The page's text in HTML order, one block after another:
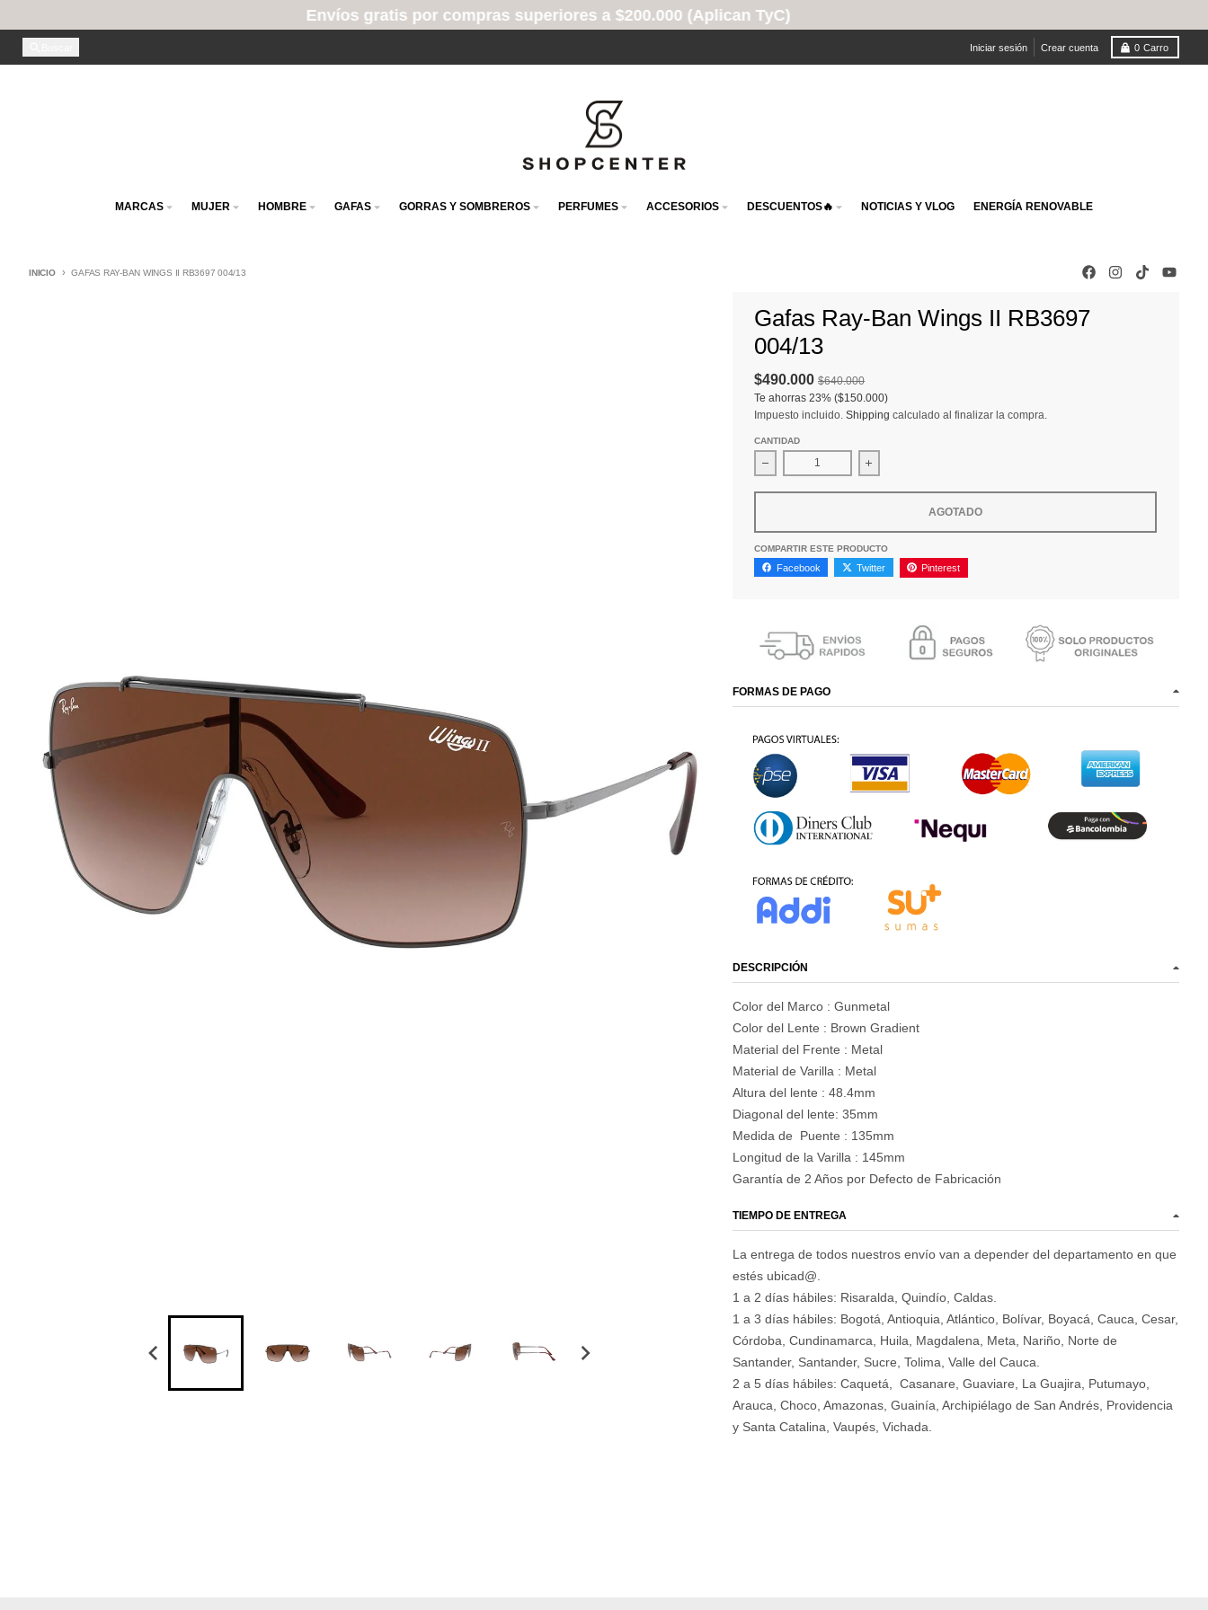
Envíos gratis por compras superiores a $200.000 (Aplican TyC)
Ir directamente al contenido
Iniciar sesión Crear cuenta 0 Carro
MARCAS MUJER HOMBRE GAFAS GORRAS Y SOMBREROS PERFUMES ACCESORIOS DESCUENTOS🔥 NOTICIAS Y VLOG ENERGÍA RENOVABLE
INICIO GAFAS RAY-BAN WINGS II RB3697 004/13
Gafas Ray-Ban Wings II RB3697
004/13
$490.000$640.000
Te ahorras 23% ($150.000)
Impuesto incluido.Shipping calculado al finalizar la compra.
CANTIDAD
Disminuir cantidad para Gafas Ray-Ban Wings II RB3697 004/13
Aumentar la cantidad para Gafas Ray-Ban Wings II
AGOTADO
COMPARTIR ESTE PRODUCTO
Facebook Twitter Pinterest
FORMAS DE PAGO
DESCRIPCIÓN
Color del Marco : Gunmetal
Color del Lente : Brown Gradient
Material del Frente : Metal
Material de Varilla : Metal
Altura del lente : 48.4mm
Diagonal del lente: 35mm
Medida de Puente : 135mm
Longitud de la Varilla : 145mm
Garantía de 2 Años por Defecto de Fabricación
TIEMPO DE ENTREGA
La entrega de todos nuestros envío van a depender del departamento en que
estés ubicad@.
1 a 2 días hábiles: Risaralda, Quindío, Caldas.
1 a 3 días hábiles: Bogotá, Antioquia, Atlántico, Bolívar, Boyacá, Cauca, Cesar,
Córdoba, Cundinamarca, Huila, Magdalena, Meta, Nariño, Norte de
Santander, Santander, Sucre, Tolima, Valle del Cauca.
2 a 5 días hábiles: Caquetá, Casanare, Guaviare, La Guajira, Putumayo,
Arauca, Choco, Amazonas, Guainía, Archipiélago de San Andrés, Providencia
y Santa Catalina, Vaupés, Vichada.